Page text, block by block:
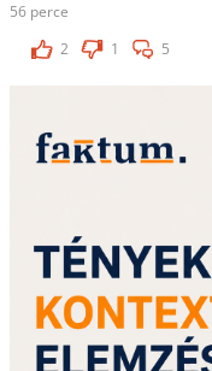
56 perce
2
1 5